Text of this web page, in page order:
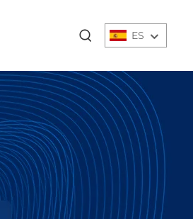
ES